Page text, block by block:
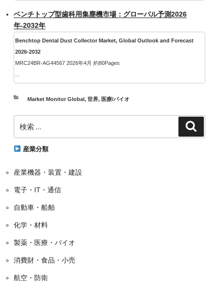
ベンチトップ型歯科用集塵機市場：グローバル予測2026
年-2032年
Benchtop Dental Dust Collector Market, Global Outlook and Forecast
2026-2032
MRC24BR-AG44567 2026年4月 約80Pages
カ
リ
Market Monitor Global, 世界, 医療/バイオ
索:
産業分類
産業機器・装置・建設
電子・IT・通信
自動車・船舶
化学・材料
製薬・医療・バイオ
消費財・食品・小売
航空・防衛